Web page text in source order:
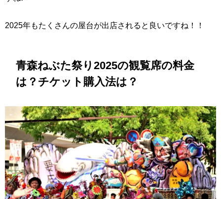
2025年もたくさんの屋台が出店されると良いですね！！
青森ねぶた祭り2025の観覧席の料金
は？チケット購入法は？